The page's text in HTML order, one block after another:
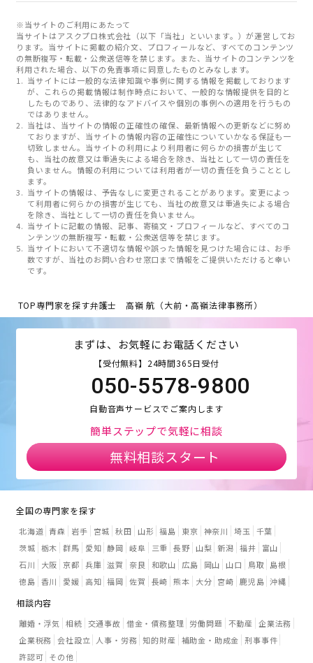
※当サイトのご利用にあたって
当サイトはアスクプロ株式会社（以下「当社」といいます。）が運営してお
ります。当サイトに掲載の紹介文、プロフィールなど、すべてのコンテンツ
の無断複写・転載・公衆送信等を禁じます。また、当サイトのコンテンツを
利用された場合、以下の免責事項に同意したものとみなします。
当サイトには一般的な法律知識や事例に関する情報を掲載しております
が、これらの掲載情報は制作時点において、一般的な情報提供を目的と
したものであり、法律的なアドバイスや個別の事例への適用を行うもの
ではありません。
当社は、当サイトの情報の正確性の確保、最新情報への更新などに努め
ておりますが、当サイトの情報内容の正確性についていかなる保証も一
切致しません。当サイトの利用により利用者に何らかの損害が生じて
も、当社の故意又は重過失による場合を除き、当社として一切の責任を
負いません。情報の利用については利用者が一切の責任を負うこととし
ます。
当サイトの情報は、予告なしに変更されることがあります。変更によっ
て利用者に何らかの損害が生じても、当社の故意又は重過失による場合
を除き、当社として一切の責任を負いません。
当サイトに記載の情報、記事、寄稿文・プロフィールなど、すべてのコ
ンテンツの無断複写・転載・公衆送信等を禁じます。
当サイトにおいて不適切な情報や誤った情報を見つけた場合には、お手
数ですが、当社のお問い合わせ窓口まで情報をご提供いただけると幸い
です。
TOP専門家を探す弁護士 高嶺 航（大前・高嶺法律事務所）
まずは、お気軽にお電話ください
【受付無料】24時間365日受付
050-5578-9800
自動音声サービスでご案内します
簡単ステップで気軽に相談
無料相談スタート
全国の専門家を探す
北海道 青森 岩手 宮城 秋田 山形 福島 東京 神奈川 埼玉 千葉
茨城 栃木 群馬 愛知 静岡 岐阜 三重 長野 山梨 新潟 福井
富山
石川
大阪 京都 兵庫 滋賀 奈良 和歌山 広島 岡山 山口 鳥取
島根
徳島 香川 愛媛 高知 福岡 佐賀 長崎 熊本 大分 宮崎 鹿児島 沖縄
相談内容
離婚・浮気 相続 交通事故 借金・債務整理 労働問題 不動産 企業法務
企業税務 会社設立 人事・労務 知的財産 補助金・助成金 刑事事件
許認可 その他